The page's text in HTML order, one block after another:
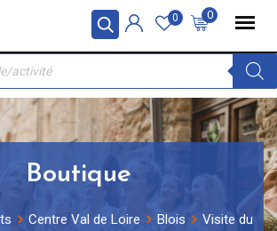
des cookies 0
0
Boutique
Centre Val de Loire Blois
Visite du